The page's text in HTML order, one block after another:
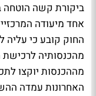
ביקורת קשה
אחד מיעודה
האחרונות עמדה